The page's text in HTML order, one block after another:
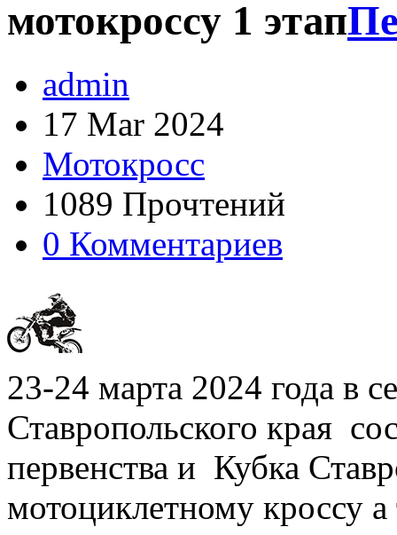
мотокроссу 1 этап
admin
17 Mar 2024
Мотокросс
1089 Прочтений
0 Комментариев
23-24 марта 2024 года в
Ставропольского края
первенства и Кубка
мотоциклетному кроссу